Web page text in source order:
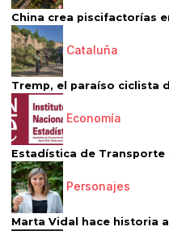
China crea piscifactorías
Cataluña
Tremp, el paraíso ciclista
Economía
Estadística de Transporte
Personajes
Marta Vidal hace historia